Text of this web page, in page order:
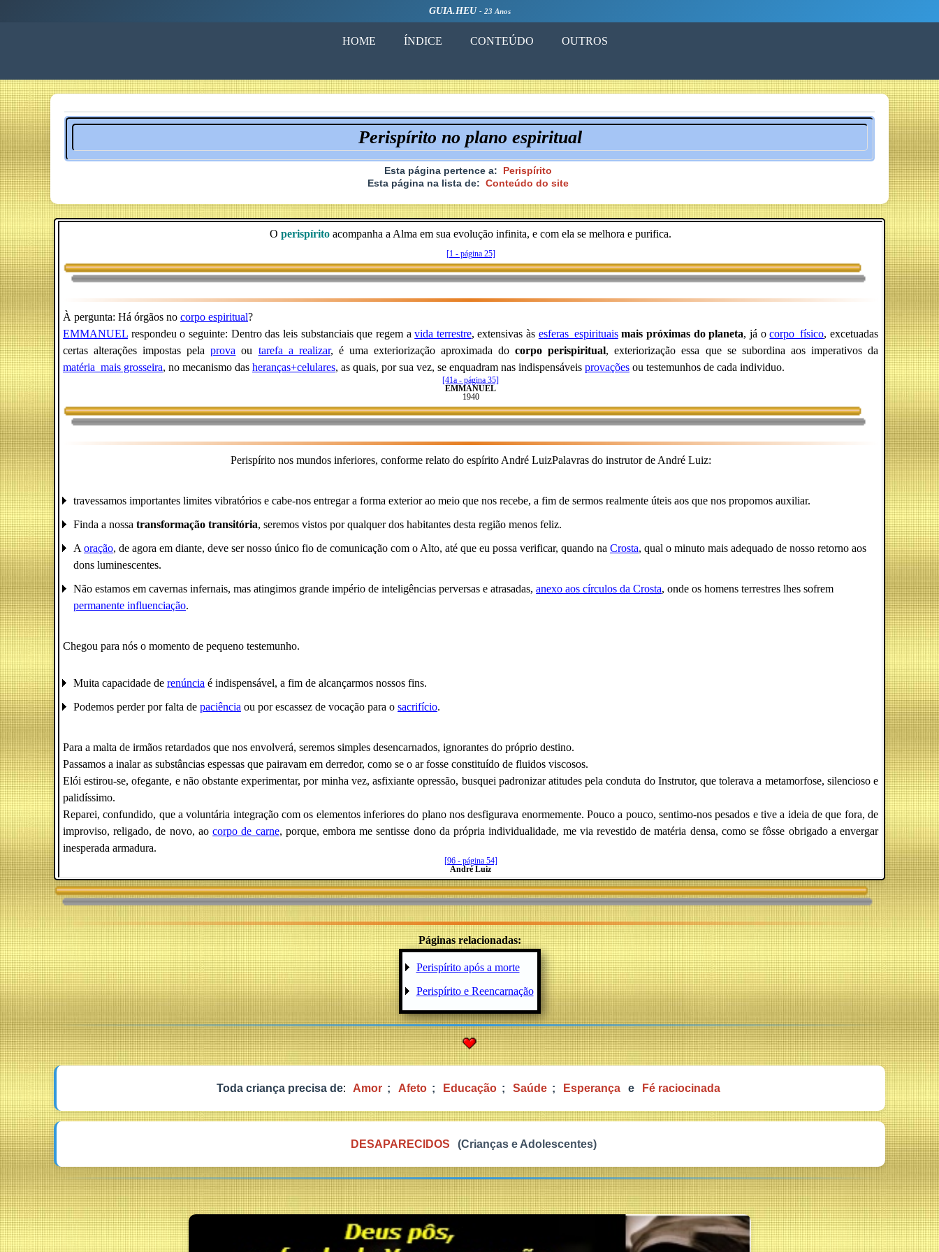
GUIA.HEU - 23 Anos
HOME ÍNDICE CONTEÚDO OUTROS
Perispírito no plano espiritual
Esta página pertence a:
Perispírito
Esta página na lista de: Conteúdo do site
O perispírito acompanha a Alma em sua evolução infinita, e com ela se melhora e purifica.
[1 - página 25]
À pergunta: Há órgãos no corpo espiritual?
EMMANUEL respondeu o seguinte: Dentro das leis substanciais que regem avida terrestre, extensivas às esferas_espirituais mais próximas do planeta, já ocorpo_físico, excetuadas
certas alterações impostas pelaprova ou tarefa_a_realizar, é uma exteriorização aproximada docorpo perispiritual, exteriorização essa que se subordina aos imperativos da
matéria_mais grosseira, no mecanismo das heranças+celulares, as quais, por sua vez, se enquadram nas indispensáveis provações ou testemunhos de cada individuo.
[41a - página 35]
EMMANUEL
1940
Perispírito nos mundos inferiores, conforme relato do espírito André LuizPalavras do instrutor de André Luiz:
travessamos importantes limites vibratórios e cabe-nos entregar a forma exterior ao meio que nos recebe, a fim de sermos realmente úteis aos que nos propomos auxiliar.
Finda a nossa transformação transitória, seremos vistos por qualquer dos habitantes desta região menos feliz.
A oração, de agora em diante, deve ser nosso único fio de comunicação com o Alto, até que eu possa verificar, quando na Crosta, qual o minuto mais adequado de nosso retorno aos
dons luminescentes.
Não estamos em cavernas infernais, mas atingimos grande império de inteligências perversas e atrasadas, anexo aos círculos da Crosta, onde os homens terrestres lhes sofrem
permanente influenciação.
Chegou para nós o momento de pequeno testemunho.
Muita capacidade de renúncia é indispensável, a fim de alcançarmos nossos fins.
Podemos perder por falta de paciência ou por escassez de vocação para o sacrifício.
Para a malta de irmãos retardados que nos envolverá, seremos simples desencarnados, ignorantes do próprio destino.
Passamos a inalar as substâncias espessas que pairavam em derredor, como se o ar fosse constituído de fluidos viscosos.
Elói estirou-se, ofegante, e não obstante experimentar, por minha vez, asfixiante opressão, busquei padronizar atitudes pela conduta do Instrutor, que tolerava a metamorfose, silencioso e
palidíssimo.
Reparei, confundido, que a voluntária integração com os elementos inferiores do plano nos desfigurava enormemente. Pouco a pouco, sentimo-nos pesados e tive a ideia de que fora, de
improviso, religado, de novo, aocorpo de carne, porque, embora me sentisse dono da própria individualidade, me via revestido de matéria densa, como se fôsse obrigado a envergar
inesperada armadura.
[96 - página 54]
André Luiz
Páginas relacionadas:
Perispírito após a morte
Perispírito e Reencarnação
Toda criança precisa de: Amor ; Afeto ; Educação ; Saúde ; Esperança e Fé raciocinada
DESAPARECIDOS (Crianças e Adolescentes)